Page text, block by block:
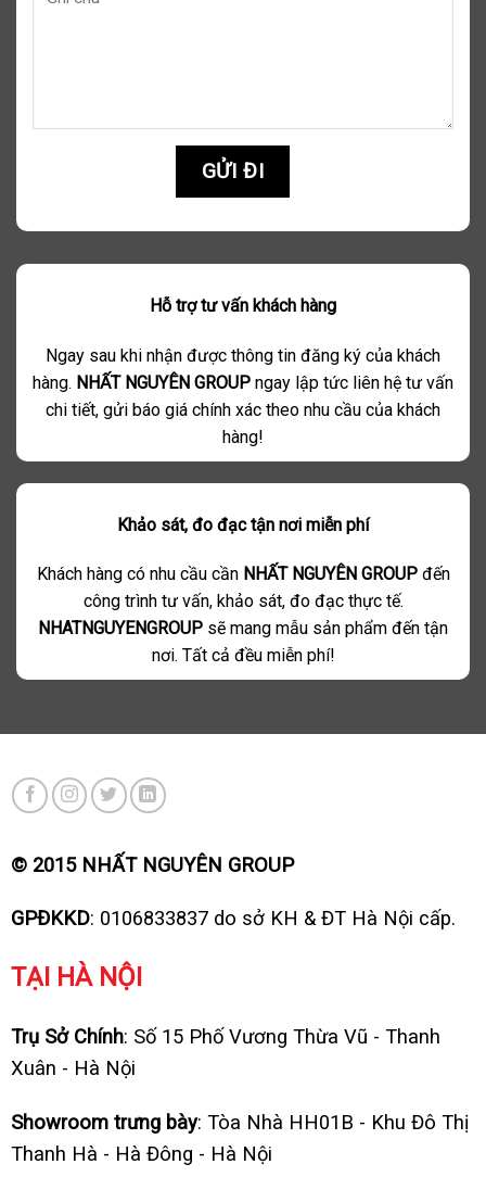
Hỗ trợ tư vấn khách hàng
Ngay sau khi nhận được thông tin đăng ký của khách
hàng. NHẤT NGUYÊN GROUP ngay lập tức liên hệ tư vấn
chi tiết, gửi báo giá chính xác theo nhu cầu của khách
hàng!
Khảo sát, đo đạc tận nơi miễn phí
Khách hàng có nhu cầu cần NHẤT NGUYÊN GROUP đến
công trình tư vấn, khảo sát, đo đạc thực tế.
NHATNGUYENGROUP sẽ mang mẫu sản phẩm đến tận
nơi. Tất cả đều miễn phí!
© 2015 NHẤT NGUYÊN GROUP
GPĐKKD: 0106833837 do sở KH & ĐT Hà Nội cấp.
TẠI HÀ NỘI
Trụ Sở Chính: Số 15 Phố Vương Thừa Vũ - Thanh
Xuân - Hà Nội
Showroom trưng bày: Tòa Nhà HH01B - Khu Đô Thị
Thanh Hà - Hà Đông - Hà Nội